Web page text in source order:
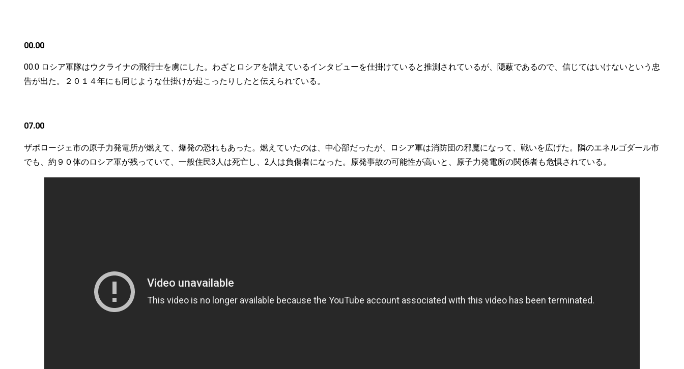
00.00
00.0 ロシア軍隊はウクライナの飛行士を虜にした。わざとロシアを讃えているインタビューを仕掛けていると推測されているが、隠蔽であるので、信じてはいけないという忠
告が出た。２０１４年にも同じような仕掛けが起こったりしたと伝えられている。
07.00
ザポロージェ市の原子力発電所が燃えて、爆発の恐れもあった。燃えていたのは、中心部だったが、ロシア軍は消防団の邪魔になって、戦いを広げた。隣のエネルゴダール市
でも、約９０体のロシア軍が残っていて、一般住民3人は死亡し、2人は負傷者になった。原発事故の可能性が高いと、原子力発電所の関係者も危惧されている。